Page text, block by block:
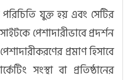
যুক্ত হয় এবং সেটির
পেশাদারীভাবে প্রদর্শন
প্রমাণ হিসাবে
সংস্থা বা প্রতিষ্ঠানের